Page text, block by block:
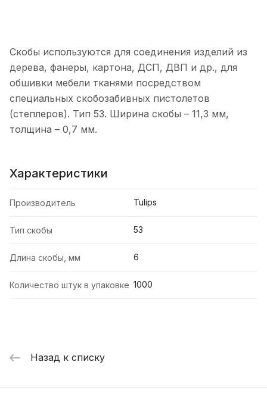
Скобы используются для соединения изделий из
дерева, фанеры, картона, ДСП, ДВП и др., для
обшивки мебели тканями посредством
специальных скобозабивных пистолетов
(степлеров). Тип 53. Ширина скобы – 11,3 мм,
толщина – 0,7 мм.
Характеристики
Производитель Tulips
Тип скобы 53
Длина скобы, мм 6
Количество штук в упаковке 1000
Назад к списку